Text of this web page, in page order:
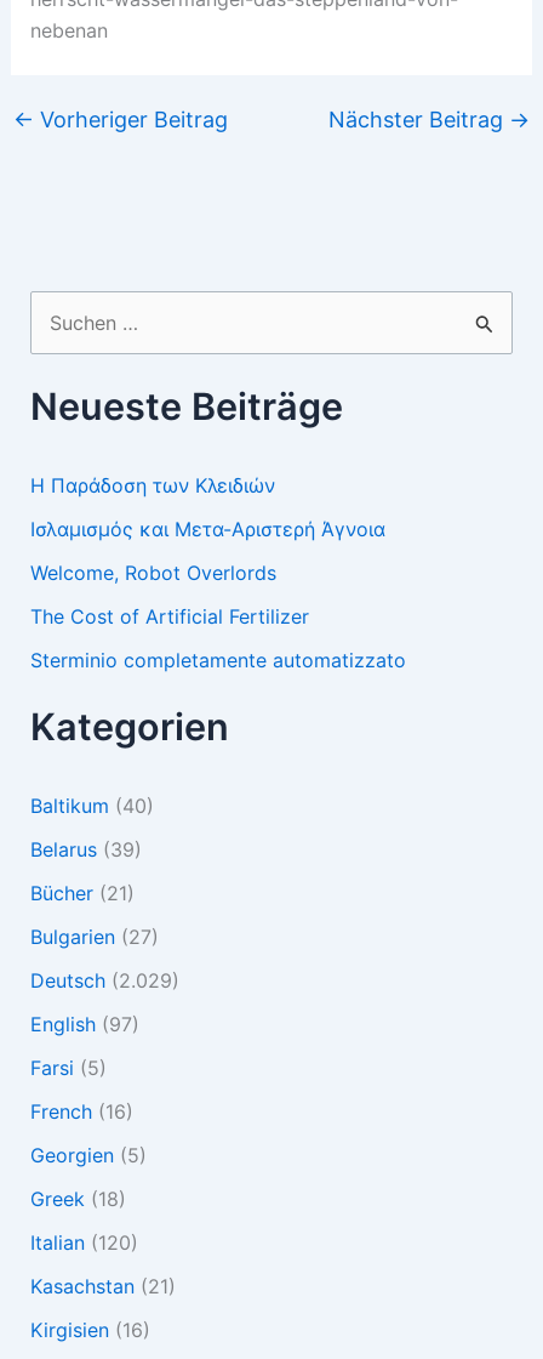
nebenan
← Vorheriger Beitrag Nächster Beitrag →
Suchen
nach:
Neueste Beiträge
Η Παράδοση των Κλειδιών
Ισλαμισμός και Μετα-Αριστερή Άγνοια
Welcome, Robot Overlords
The Cost of Artificial Fertilizer
Sterminio completamente automatizzato
Kategorien
Baltikum (40)
Belarus(39)
Bücher(21)
Bulgarien(27)
Deutsch(2.029)
English(97)
Farsi (5)
French(16)
Georgien(5)
Greek (18)
Italian(120)
Kasachstan(21)
Kirgisien(16)